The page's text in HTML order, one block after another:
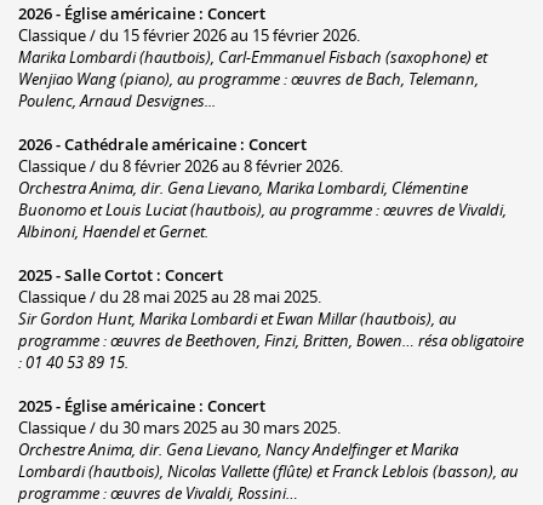
2026 - Église américaine : Concert
Classique / du 15 février 2026 au 15 février 2026.
Marika Lombardi (hautbois), Carl-Emmanuel Fisbach (saxophone) et
Wenjiao Wang (piano), au programme : œuvres de Bach, Telemann,
Poulenc, Arnaud Desvignes...
2026 -Cathédrale américaine : Concert
Classique / du 8 février 2026 au 8 février 2026.
Orchestra Anima, dir. Gena Lievano, Marika Lombardi, Clémentine
Buonomo et Louis Luciat (hautbois), au programme : œuvres de Vivaldi,
Albinoni, Haendel et Gernet.
2025 -Salle Cortot : Concert
Classique / du 28 mai 2025 au 28 mai 2025.
Sir Gordon Hunt, Marika Lombardi et Ewan Millar (hautbois), au
programme : œuvres de Beethoven, Finzi, Britten, Bowen… résa obligatoire
: 01 40 53 89 15.
2025 - Église américaine : Concert
Classique / du 30 mars 2025 au 30 mars 2025.
Orchestre Anima, dir. Gena Lievano, Nancy Andelfinger et Marika
Lombardi (hautbois), Nicolas Vallette (flûte) et Franck Leblois (basson), au
programme : œuvres de Vivaldi, Rossini…